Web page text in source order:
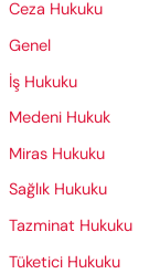
:
Ceza Hukuku
Genel
İş Hukuku
Medeni Hukuk
Miras Hukuku
Sağlık Hukuku
Tazminat Hukuku
Tüketici Hukuku